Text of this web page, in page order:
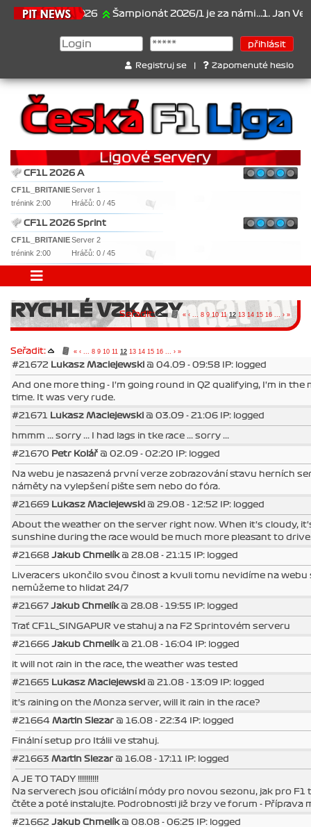
21.6.2026 Šampionát 2026/1 je za námi...1. Jan Veselý ,
Registruj se Zapomenuté heslo
CF1L 2026 A
CF1L_BRITANIEServer 1
trénink 2:00
Hráčů: 0 / 45
CF1L 2026 Sprint
CF1L_BRITANIEServer 2
trénink 2:00
Hráčů: 0 / 45
RYCHLÉ VZKAZY
Seřadit: « ‹ ... 8 9 10 11 12 13 14 15 16 › »
Seřadit: « ‹ 8 9 10 11 12 13 14 15 16 › »
#21672 Lukasz Maciejewski @ 04.09 - 09:58 IP: logged
And one more thing - I'm going round in Q2 qualifying, I'm in
time. It was very rude.
#21671 Lukasz Maciejewski @ 03.09 - 21:06 IP: logged
hmmm ... sorry ... I had lags in tke race ... sorry ...
#21670 Petr Kolář @ 02.09 - 02:20 IP: logged
Na webu je nasazená první verze zobrazování stavu herních
náměty na vylepšení pište sem nebo do fóra.
#21669 Lukasz Maciejewski @ 29.08 - 12:52 IP: logged
About the weather on the server right now. When it's cloudy,
sunshine during the race would be much more pleasant to
#21668 Jakub Chmelík@ 28.08 - 21:15 IP: logged
Liveracers ukončilo svou činost a kvuli tomu nevidíme na
nemůžeme to hlidat 24/7
#21667 Jakub Chmelík@ 28.08 - 19:55 IP: logged
Trať CF1L_SINGAPUR ve stahuj a na F2 Sprintovém serveru
#21666 Jakub Chmelík@ 21.08 - 16:04 IP: logged
it will not rain in the race, the weather was tested
#21665 Lukasz Maciejewski @ 21.08 - 13:09 IP: logged
it's raining on the Monza server, will it rain in the race?
#21664 Martin Slezar @ 16.08 - 22:34 IP: logged
Finální setup pro Itálii ve stahuj.
#21663 Martin Slezar @ 16.08 - 17:11 IP: logged
A JE TO TADY !!!!!!!!!!
Na serverech jsou oficiální módy pro novou sezonu, jak pro
čtěte a poté instalujte. Podrobnosti již brzy ve forum - Příprava
#21662 Jakub Chmelík@ 08.08 - 06:25 IP: logged